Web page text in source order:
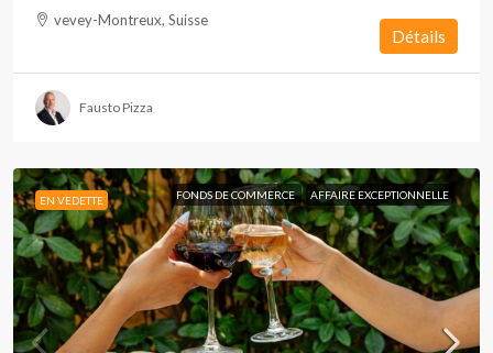
vevey-Montreux, Suisse
Détails
Fausto Pizza
EN VEDETTE FONDS DE COMMERCE AFFAIRE EXCEPTIONNELLE